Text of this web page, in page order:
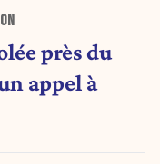
près du
appel à